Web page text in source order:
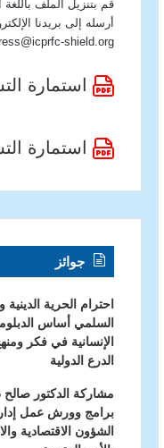
قم بتنزيل الملف باللغة
أرسله إلى بريدنا
shield.org
استمارة
استمارة
جوائز
احترام الحرية الدينية
السلمي أساس
الإنسانية في فكر
الدرع الدولية
مشاركة الدكتور
برامج وورش عمل
الشؤون الاقتصادية